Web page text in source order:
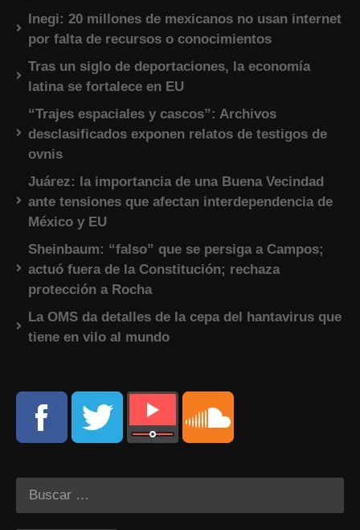
Inegi: 20 millones de mexicanos no usan internet
por falta de recursos o conocimientos
Tras un siglo de deportaciones, la economía
latina se fortalece en EU
“Trajes espaciales y cascos”: Archivos
desclasificados exponen relatos de testigos de
ovnis
Juárez: la importancia de una Buena Vecindad
ante tensiones que afectan interdependencia de
México y EU
Sheinbaum: “falso” que se persiga a Campos;
actuó fuera de la Constitución; rechaza
protección a Rocha
La OMS da detalles de la cepa del hantavirus que
tiene en vilo al mundo